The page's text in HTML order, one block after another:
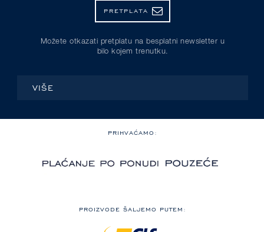
PRETPLATA
Možete otkazati pretplatu na besplatni newsletter u
bilo kojem trenutku.
VIŠE
PRIHVAĆAMO:
PROIZVODE ŠALJEMO PUTEM: